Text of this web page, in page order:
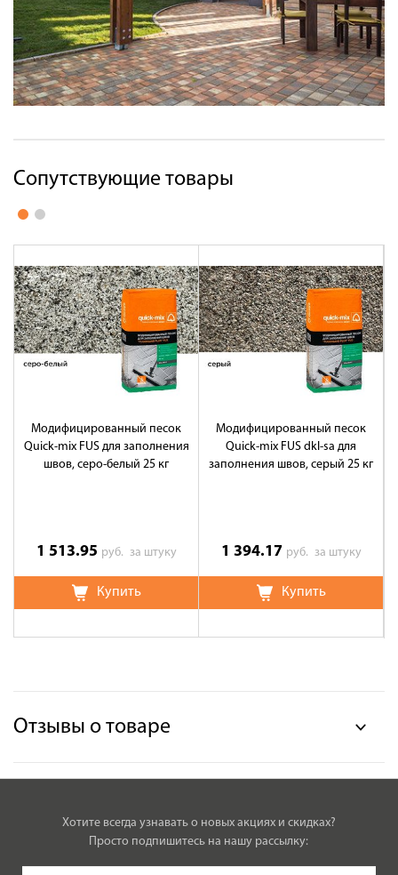
Сопутствующие товары
Модифицированный песок
Quick-mix FUS для заполнения
швов, серо-белый 25 кг
1 513.95 руб. за штуку
Купить
Модифицированный песок
Quick-mix FUS dkl-sa для
заполнения швов, серый 25 кг
1 394.17 руб. за штуку
Купить
Отзывы о товаре
Хотите всегда узнавать о новых акциях и скидках?
Просто подпишитесь на нашу рассылку: